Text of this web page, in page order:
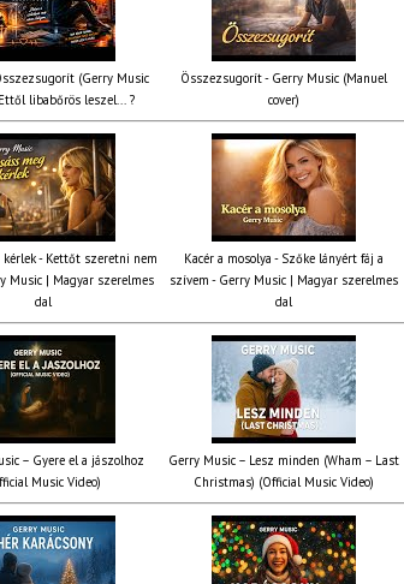
(Gerry Music
libabőrös leszel... ?
Összezsugorít - Gerry Music (Manuel
cover)
kérlek - Kettőt szeretni nem
Music | Magyar szerelmes
dal
Kacér a mosolya - Szőke lányért fáj a
szívem - Gerry Music | Magyar szerelmes
dal
– Gyere el a jászolhoz
Music Video)
Gerry Music – Lesz minden (Wham – Last
Christmas) (Official Music Video)